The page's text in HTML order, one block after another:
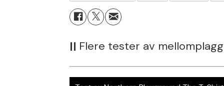
|| Flere tester av mellomplagg